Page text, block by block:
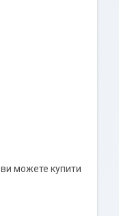
ви можете купити